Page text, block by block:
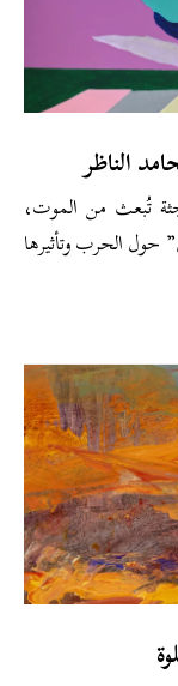
الناظر
تُبعث من الموت،
حول الحرب وتأثيرها